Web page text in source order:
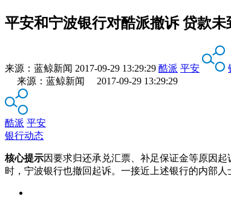
平安和宁波银行对酷派撤诉 贷款未
来源： 蓝鲸新闻 2017-09-29 13:29:29 酷派 平安
来源：蓝鲸新闻 2017-09-29 13:29:29
酷派 平安
银行动态
核心提示因要求归还承兑汇票、补足保证金等原因
时，宁波银行也撤回起诉。一接近上述银行的内部